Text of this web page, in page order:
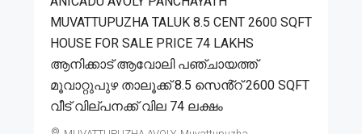
MUVATTUPUZHA TALUK 8.5 CENT 2600 SQFT
HOUSE FOR SALE PRICE 74 LAKHS
ആനിക്കാട് ആവോലി പഞ്ചായത്ത്
മൂവാറ്റുപുഴ താലൂക്ക് 8.5 സെൻ്റ് 2600 SQFT
വീട് വില്പനക്ക് വില 74 ലക്ഷം